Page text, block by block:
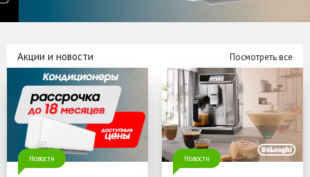
Акции и новости Посмотреть все
Новости Новости